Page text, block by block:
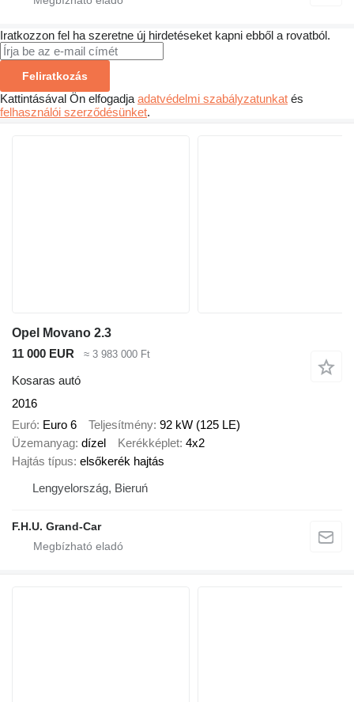
Iratkozzon fel ha szeretne új hirdetéseket kapni ebből a rovatból.
Feliratkozás
Kattintásával Ön elfogadja adatvédelmi szabályzatunkat és
felhasználói szerződésünket.
Opel Movano 2.3
11 000 EUR
≈ 3 983 000 Ft
Kosaras autó
2016
Euró Euro 6 Teljesítmény 92 kW (125 LE)
Üzemanyag dízel Kerékképlet 4x2
Hajtás típus elsőkerék hajtás
Lengyelország, Bieruń
F.H.U. Grand-Car